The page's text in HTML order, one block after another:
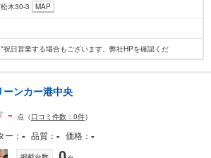
木30-3 MAP
祝日営業する場合もございます。弊社HPを確認くだ
ンカー港中央
- 点 （口コミ件数：0件）
ー - 品質 - 価格 -